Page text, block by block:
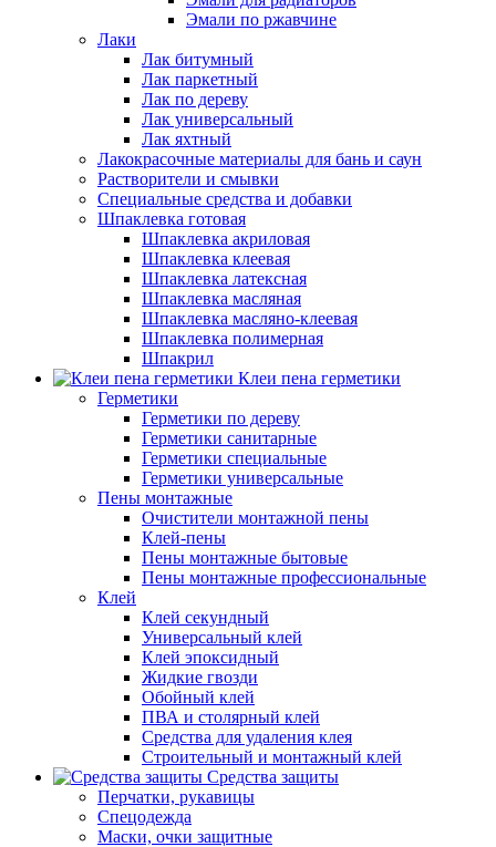
Эмали по ржавчине
Лаки
Лак битумный
Лак паркетный
Лак по дереву
Лак универсальный
Лак яхтный
Лакокрасочные материалы для бань и саун
Растворители и смывки
Специальные средства и добавки
Шпаклевка готовая
Шпаклевка акриловая
Шпаклевка клеевая
Шпаклевка латексная
Шпаклевка масляная
Шпаклевка масляно-клеевая
Шпаклевка полимерная
Шпакрил
Клеи пена герметики
Герметики
Герметики по дереву
Герметики санитарные
Герметики специальные
Герметики универсальные
Пены монтажные
Очистители монтажной пены
Клей-пены
Пены монтажные бытовые
Пены монтажные профессиональные
Клей
Клей секундный
Универсальный клей
Клей эпоксидный
Жидкие гвозди
Обойный клей
ПВА и столярный клей
Средства для удаления клея
Строительный и монтажный клей
Средства защиты
Перчатки, рукавицы
Спецодежда
Маски, очки защитные